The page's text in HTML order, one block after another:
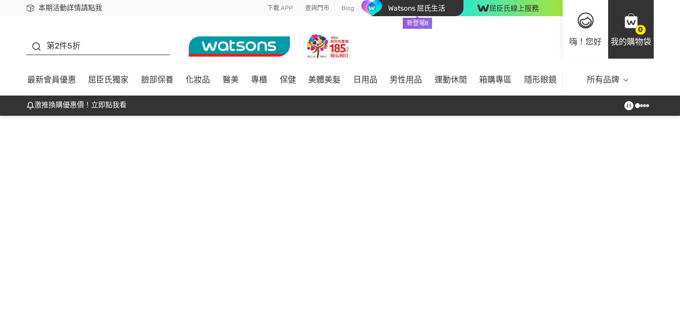
本期活動詳情請點我
下載app最高回饋$350 下載 APP 查詢門市 Blog Watsons 屈氏生活
新登場!!
屈臣氏線上服務
嗨！您好
0
我的購物袋
第2件5折
最新會員優惠 屈臣氏獨家 臉部保養 化妝品 醫美 專櫃 保健 美體美髮 日用品 男性用品 運動休閒 箱購專區 隱形眼鏡 所有品牌
激推換購優惠價！立即點我看